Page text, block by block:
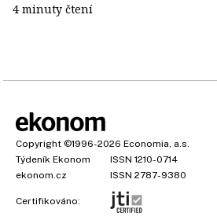
4 minuty čtení
Copyright ©1996-2026 Economia, a.s.
Týdeník Ekonom
ISSN 1210-0714
ekonom.cz
ISSN 2787-9380
Certifikováno: